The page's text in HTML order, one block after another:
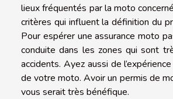
lieux fréquentés par la moto
critères qui influent la définition du
Pour espérer une assurance moto
conduite dans les zones qui sont
accidents. Ayez aussi de
de votre moto. Avoir un permis de
vous serait très bénéfique.